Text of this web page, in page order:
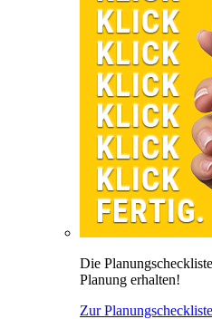
Die
Planung erhalten!
Zur Planungscheckliste